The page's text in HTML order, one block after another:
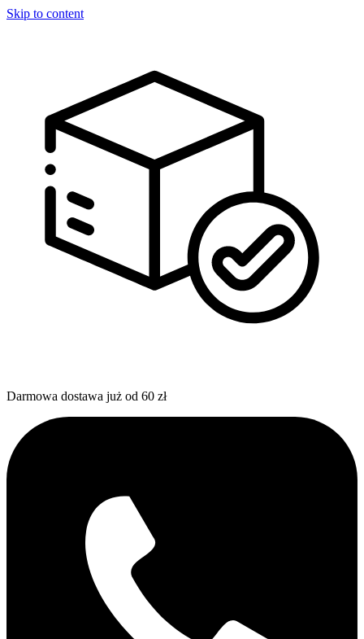
Skip to content
Darmowa dostawa już od 60 zł